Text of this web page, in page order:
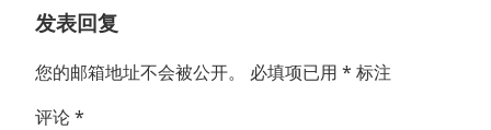
发表回复
您的邮箱地址不会被公开。 必填项已用 * 标注
评论*